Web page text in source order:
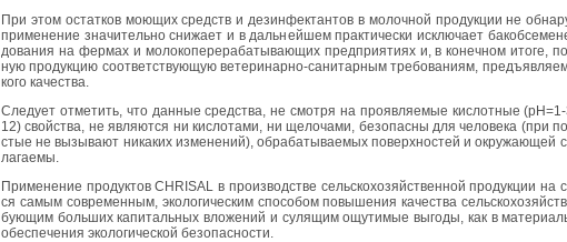
При этом остат­ков мо­ю­щих средств и дез­ин­фек­тан­тов в мо­лоч­ной про­дук­ции не
при­ме­не­ние зна­чи­тель­но сни­жа­ет и в даль­ней­шем прак­ти­че­ски ис­клю­ча­ет
до­ва­ния на фер­мах и мо­ло­ко­пе­ре­ра­ба­ты­ва­ю­щих пред­при­я­ти­ях и, в ко­неч­ном итоге,
ную про­дук­цию со­от­вет­ству­ю­щую ве­те­ри­нар­но-са­ни­тар­ным тре­бо­ва­ни­ям,
ко­го ка­че­ства.
Сле­ду­ет от­ме­тить, что дан­ные сред­ства, не смот­ря на про­яв­ля­е­мые кис­лот­ные
12) свой­ства, не яв­ля­ют­ся ни кис­ло­та­ми, ни ще­ло­ча­ми, без­опас­ны для че­ло­ве­ка (при
стые не вы­зы­ва­ют ни­ка­ких из­ме­не­ний), об­ра­ба­ты­ва­е­мых по­верх­но­стей и
ла­га­е­мы.
При­ме­не­ние про­дук­тов CHRISAL в про­из­вод­стве сель­ско­хо­зяй­ствен­ной про­дук­ции
ся самым со­вре­мен­ным, эко­ло­ги­че­ским спо­со­бом по­вы­ше­ния ка­че­ства
бу­ю­щим боль­ших ка­пи­таль­ных вло­же­ний и су­ля­щим ощу­ти­мые вы­го­ды, как в
обес­пе­че­ния эко­ло­ги­че­ской без­опас­но­сти.